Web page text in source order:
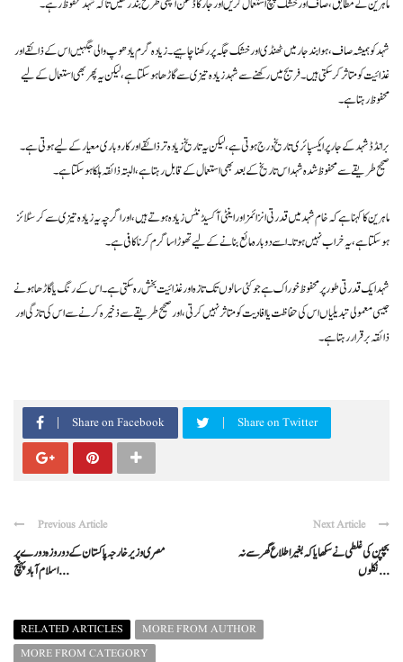
ماہرین کے مطابق، صاف اور خشک چمچ استعمال کریں اور جار کا ڈھکن اچھی طرح بند رکھیں تاکہ شہد محفوظ رہے۔
شہد کو ہمیشہ صاف، ہوا بند جار میں ٹھنڈی اور خشک جگہ پر رکھنا چاہیے۔ زیادہ گرم یا دھوپ والی جگہیں اس کے ذائقے اور
غذائیت کو متاثر کر سکتی ہیں۔ فریج میں رکھنے سے شہد زیادہ تیزی سے گاڑھا ہو سکتا ہے، لیکن یہ پھر بھی استعمال کے لیے
محفوظ رہتا ہے۔
برانڈڈ شہد کے جار پر ایکسپائری تاریخ درج ہوتی ہے، لیکن یہ تاریخ زیادہ تر ذائقے اور کاروباری معیار کے لیے ہوتی ہے۔
صحیح طریقے سے محفوظ شدہ شہد اس تاریخ کے بعد بھی استعمال کے قابل رہتا ہے، البتہ ذائقہ ہلکا ہو سکتا ہے۔
ماہرین کا کہنا ہے کہ خام شہد میں قدرتی انزائمز اور اینٹی آکسیڈنٹس زیادہ ہوتے ہیں، اور اگرچہ یہ زیادہ تیزی سے کرسٹلائز
ہو سکتا ہے، یہ خراب نہیں ہوتا۔ اسے دوبارہ مائع بنانے کے لیے تھوڑا سا گرم کرنا کافی ہے۔
شہد ایک قدرتی طور پر محفوظ خوراک ہے جو کئی سالوں تک تازہ اور غذائیت بخش رہ سکتی ہے۔ اس کے رنگ یا گاڑھا ہونے
جیسی معمولی تبدیلیاں اس کی حفاظت یا افادیت کو متاثر نہیں کرتی، اور صحیح طریقے سے ذخیرہ کرنے سے اس کی تازگی اور
ذائقہ برقرار رہتا ہے۔
Share on Facebook Share on Twitter
Previous Article
مصری وزیر خارجہ پاکستان کے دو روزہ دورے پر
اسلام آباد پہنچ ...
Next Article
بچپن کی غلطی نے سکھایا کہ بغیر اطلاع گھر سے نہ
نکلوں ...
RELATED ARTICLES
MORE FROM AUTHOR
MORE FROM CATEGORY